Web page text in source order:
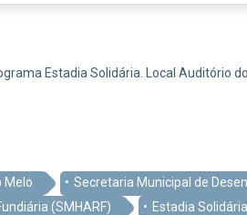
Estadia Solidária. Local Auditório
Melo
Secretaria Municipal de
(SMHARF)
Estadia Solidária